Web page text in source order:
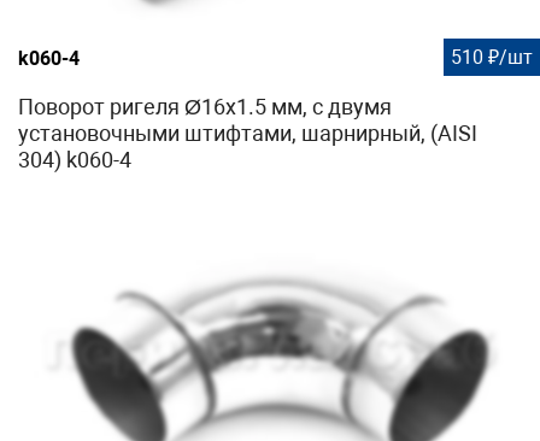
k060-4 510 ₽/шт
Поворот ригеля Ø16х1.5 мм, с двумя
установочными штифтами, шарнирный, (AISI
304) k060-4